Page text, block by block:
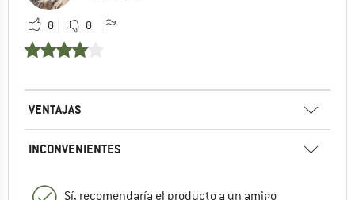
0 0
VENTAJAS
INCONVENIENTES
Sí, recomendaría el producto a un amigo